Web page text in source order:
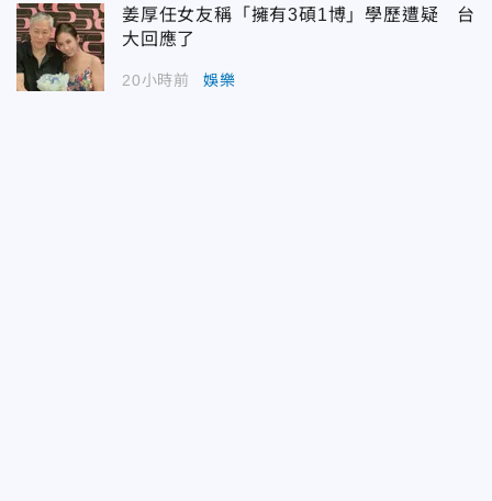
姜厚任女友稱「擁有3碩1博」學歷遭疑 台
大回應了
20小時前 娛樂